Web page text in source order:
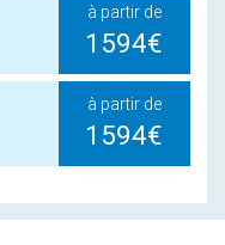
à partir de
1594€
à partir de
1594€